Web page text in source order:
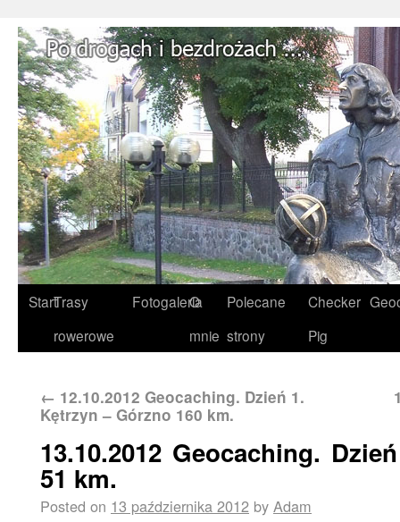
StartTrasy
rowerowe
Fotogaleria
O
mnie
Polecane
strony
Checker
Pig
← 12.10.2012 Geocaching. Dzień 1.
Kętrzyn – Górzno 160 km.
13.10.2012 Geocaching.
51 km.
Posted on 13 października 2012 by Adam